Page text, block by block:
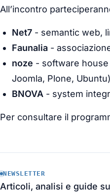
All’incontro
Net7 - semantic web,
Faunalia -
noze - software
Joomla, Plone, Ubuntu)
BNOVA - system
Per consultare il
NEWSLETTER
Articoli, analisi e guide